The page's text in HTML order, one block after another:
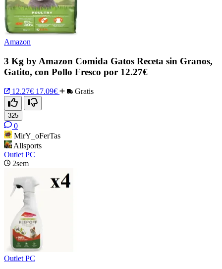
Amazon
3 Kg by Amazon Comida Gatos Receta sin Granos,
Gatito, con Pollo Fresco por 12.27€
12.27€ 17.09€ Gratis
325
0
MirY_oFerTas
Allsports
Outlet PC
2sem
Outlet PC